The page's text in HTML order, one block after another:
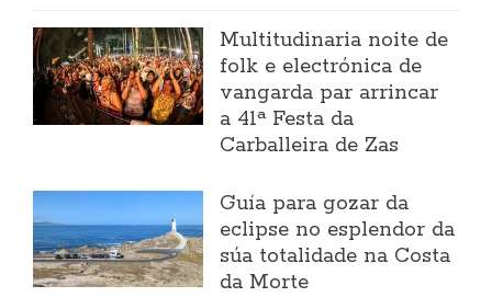
Multitudinaria noite de
folk e electrónica de
vangarda par arrincar
a 41ª Festa da
Carballeira de Zas
Guía para gozar da
eclipse no esplendor da
súa totalidade na Costa
da Morte